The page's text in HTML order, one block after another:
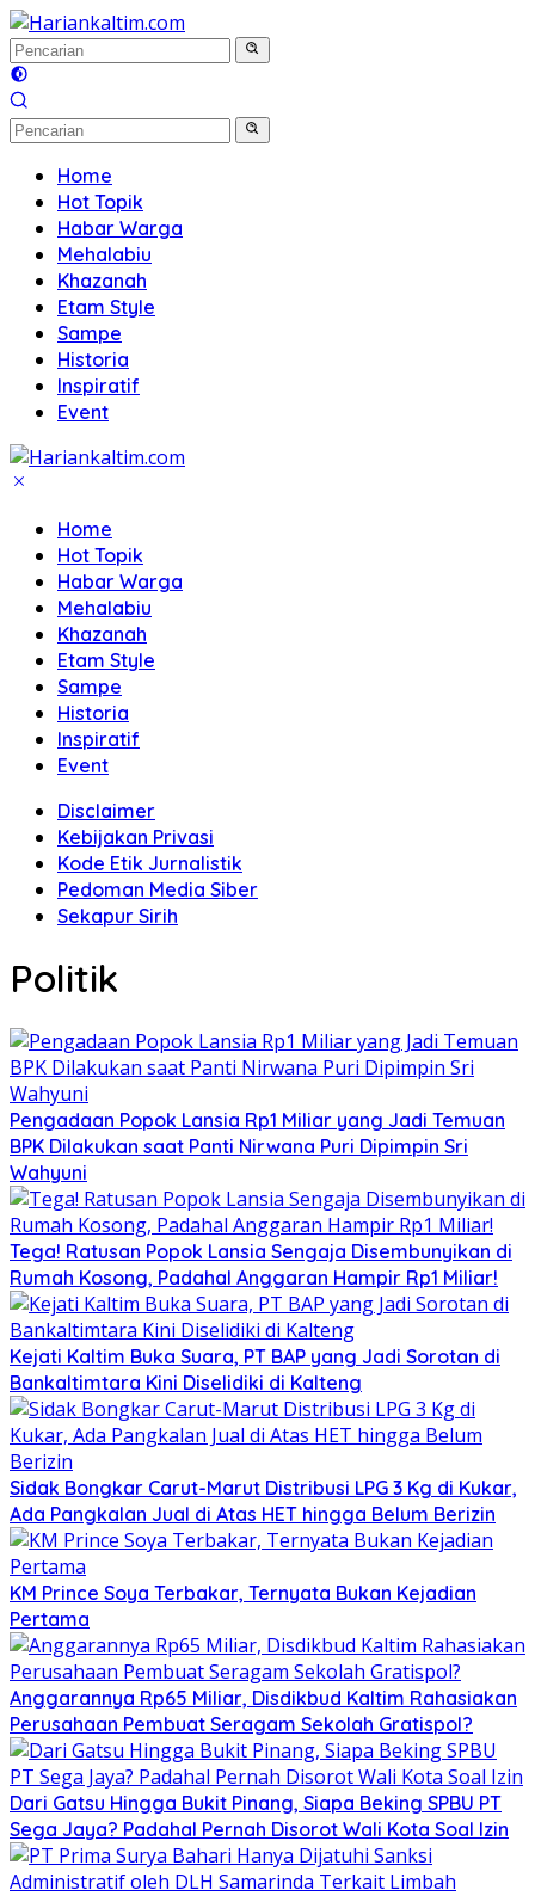
Langsung
ke
konten
Home
Hot Topik
Habar Warga
Mehalabiu
Khazanah
Etam Style
Sampe
Historia
Inspiratif
Event
Home
Hot Topik
Habar Warga
Mehalabiu
Khazanah
Etam Style
Sampe
Historia
Inspiratif
Event
Disclaimer
Kebijakan Privasi
Kode Etik Jurnalistik
Pedoman Media Siber
Sekapur Sirih
Politik
Pengadaan Popok Lansia Rp1 Miliar yang Jadi Temuan
BPK Dilakukan saat Panti Nirwana Puri Dipimpin Sri
Wahyuni
Tega! Ratusan Popok Lansia Sengaja Disembunyikan di
Rumah Kosong, Padahal Anggaran Hampir Rp1 Miliar!
Kejati Kaltim Buka Suara, PT BAP yang Jadi Sorotan di
Bankaltimtara Kini Diselidiki di Kalteng
Sidak Bongkar Carut-Marut Distribusi LPG 3 Kg di Kukar,
Ada Pangkalan Jual di Atas HET hingga Belum Berizin
KM Prince Soya Terbakar, Ternyata Bukan Kejadian
Pertama
Anggarannya Rp65 Miliar, Disdikbud Kaltim Rahasiakan
Perusahaan Pembuat Seragam Sekolah Gratispol?
Dari Gatsu Hingga Bukit Pinang, Siapa Beking SPBU PT
Sega Jaya? Padahal Pernah Disorot Wali Kota Soal Izin